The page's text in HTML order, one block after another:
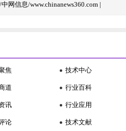
网信息/www.chinanews360.com |
焦
道
讯
论
技术中心
行业百科
行业应用
技术文献